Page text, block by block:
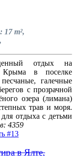
m²,
отдых на
Крыма в поселке
галечные
с прозрачной
озера (лимана)
трав и моря.
отдыха с детьми
4359
#13
в Ялте,